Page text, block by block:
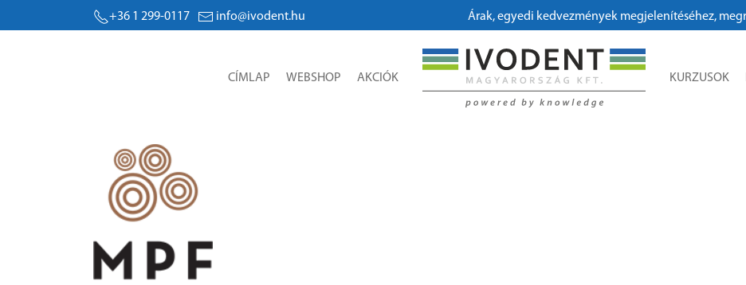
+36 1 299-0117 info@ivodent.hu Árak, egyedi kedvezmények megjelenítéséhez,
CÍMLAP WEBSHOP AKCIÓK KURZUSOK